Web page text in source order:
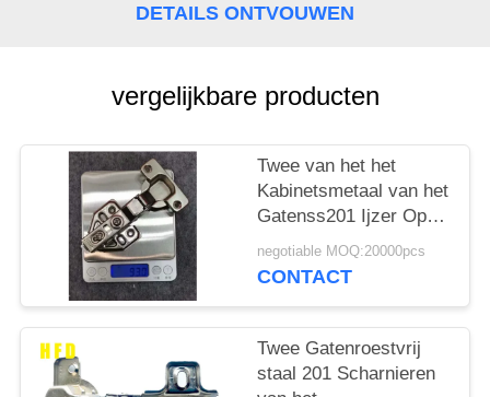
DETAILS ONTVOUWEN
vergelijkbare producten
Twee van het het
Kabinetsmetaal van het
Gatenss201 Ijzer Op
zwaar werk berekende
Opgepoetste de
negotiable MOQ:20000pcs
CONTACT
Twee Gatenroestvrij
staal 201 Scharnieren